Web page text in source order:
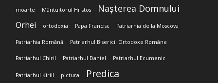
moarte Mântuitorul Hristos Nașterea Domnului
Orhei ortodoxia Papa Francisc Patriarhia de la Moscova
Patriarhia Română Patriarhul Bisericii Ortodoxe Române
Patriarhul Chiril Patriarhul Daniel Patriarhul Ecumenic
Patriarhul Kirill pictura Predica